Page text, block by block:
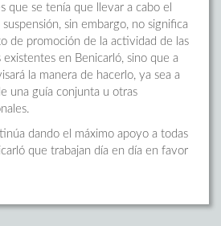
que se tenía que llevar a cabo el
sin embargo, no significa
de promoción de la actividad de las
en Benicarló, sino que a
la manera de hacerlo, ya sea a
una guía conjunta u otras
dando el máximo apoyo a todas
que trabajan día en día en favor